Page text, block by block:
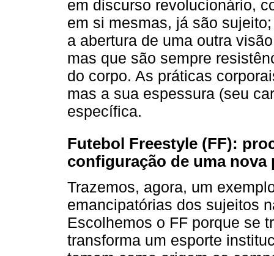
em discurso revolucionário,
em si mesmas, já são
a abertura de uma outra
mas que são sempre
do corpo. As práticas
mas a sua espessura (seu
específica.
Futebol Freestyle (FF):
configuração de uma nova
Trazemos, agora, um
emancipatórias dos sujeitos
Escolhemos o FF porque se
transforma um esporte